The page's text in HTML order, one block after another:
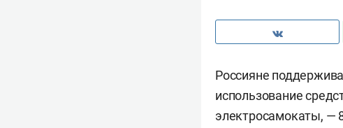
Россияне
использование
электросамокаты, —